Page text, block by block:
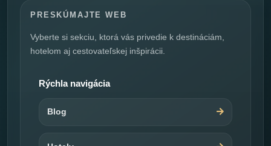
PRESKÚMAJTE WEB
Vyberte si sekciu, ktorá vás privedie k destináciám,
hotelom aj cestovateľskej inšpirácii.
Rýchla navigácia
Blog